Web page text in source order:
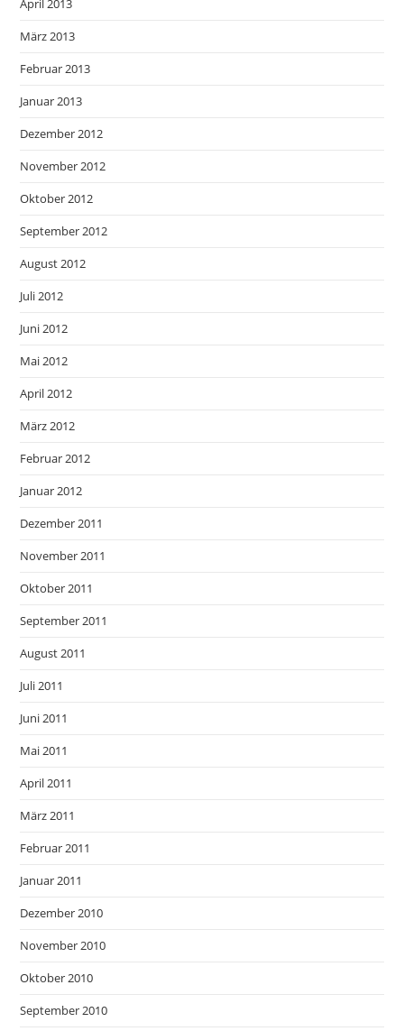
April 2013
März 2013
Februar 2013
Januar 2013
Dezember 2012
November 2012
Oktober 2012
September 2012
August 2012
Juli 2012
Juni 2012
Mai 2012
April 2012
März 2012
Februar 2012
Januar 2012
Dezember 2011
November 2011
Oktober 2011
September 2011
August 2011
Juli 2011
Juni 2011
Mai 2011
April 2011
März 2011
Februar 2011
Januar 2011
Dezember 2010
November 2010
Oktober 2010
September 2010